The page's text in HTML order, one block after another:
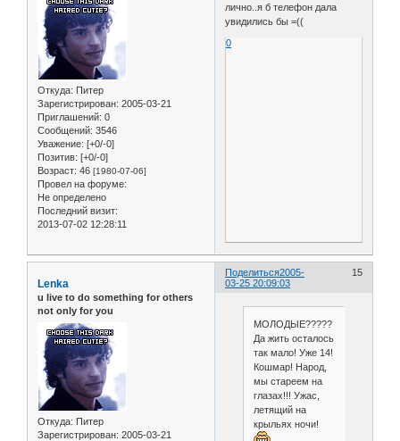
Откуда: Питер
Зарегистрирован: 2005-03-21
Приглашений: 0
Сообщений: 3546
Уважение: [+0/-0]
Позитив: [+0/-0]
Возраст: 46 [1980-07-06]
Провел на форуме:
Не определено
Последний визит:
2013-07-02 12:28:11
лично..я б телефон дала
увидились бы =((
0
Поделиться 15
2005-
03-25 20:09:03
Lenka
u live to do something for others
not only for you
Откуда: Питер
Зарегистрирован: 2005-03-21
МОЛОДЫЕ?????
Да жить осталось
так мало! Уже 14!
Кошмар! Народ,
мы стареем на
глазах!!! Ужас,
летящий на
крыльях ночи!